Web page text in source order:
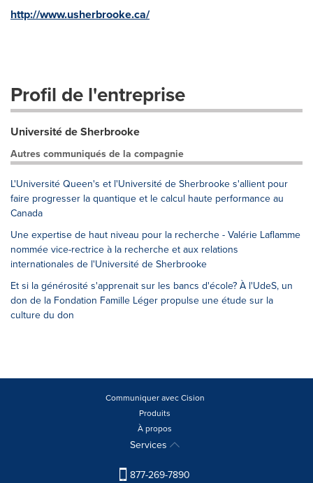
http://www.usherbrooke.ca/
Profil de l'entreprise
Université de Sherbrooke
Autres communiqués de la compagnie
L'Université Queen's et l'Université de Sherbrooke s'allient pour
faire progresser la quantique et le calcul haute performance au
Canada
Une expertise de haut niveau pour la recherche - Valérie Laflamme
nommée vice-rectrice à la recherche et aux relations
internationales de l'Université de Sherbrooke
Et si la générosité s'apprenait sur les bancs d'école? À l'UdeS, un
don de la Fondation Famille Léger propulse une étude sur la
culture du don
Communiquer avec Cision
Produits
À propos
Services
877-269-7890